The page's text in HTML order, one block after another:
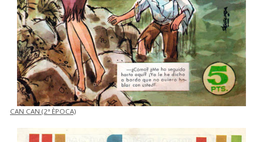
CAN CAN (2ª ÈPOCA)